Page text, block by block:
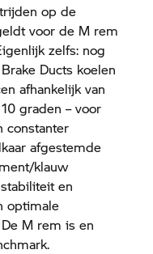
op de
voor de M rem
zelfs: nog
Ducts koelen
afhankelijk van
graden – voor
constanter
afgestemde
klauw
en
optimale
M rem is en